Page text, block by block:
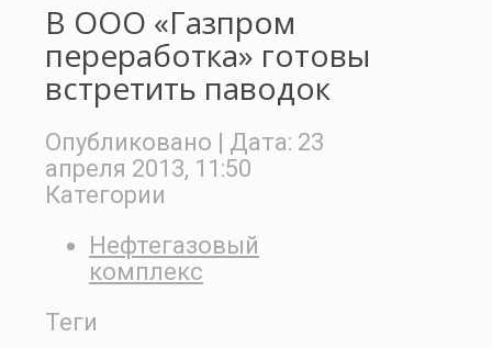
В ООО «Газпром
переработка» готовы
встретить паводок
Опубликовано | Дата: 23
апреля 2013, 11:50
Категории
Нефтегазовый
комплекс
Теги